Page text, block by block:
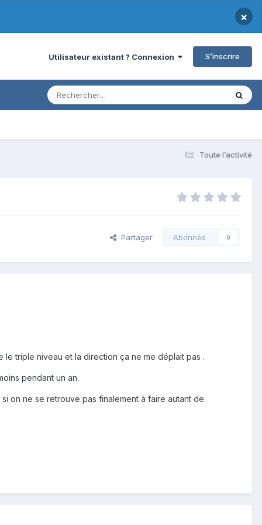
×
Utilisateur existant ? Connexion S’inscrire
Toute l’activité
Partager Abonnés 0
triple niveau et la direction ça ne me déplait pas .
pendant un an.
on ne se retrouve pas finalement à faire autant de